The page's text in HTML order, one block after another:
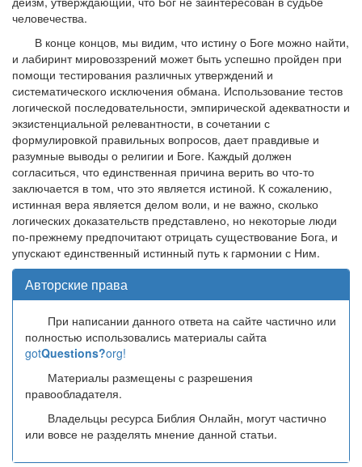
человечества.
В конце концов, мы видим, что истину о Боге можно найти,
и лабиринт мировоззрений может быть успешно пройден при
помощи тестирования различных утверждений и
систематического исключения обмана. Использование тестов
логической последовательности, эмпирической адекватности и
экзистенциальной релевантности, в сочетании с
формулировкой правильных вопросов, дает правдивые и
разумные выводы о религии и Боге. Каждый должен
согласиться, что единственная причина верить во что-то
заключается в том, что это является истиной. К сожалению,
истинная вера является делом воли, и не важно, сколько
логических доказательств представлено, но некоторые люди
по-прежнему предпочитают отрицать существование Бога, и
упускают единственный истинный путь к гармонии с Ним.
Авторские права
При написании данного ответа на сайте частично или
полностью использовались материалы сайта
gotQuestions?org!
Материалы размещены с разрешения
правообладателя.
Владельцы ресурса Библия Онлайн, могут частично
или вовсе не разделять мнение данной статьи.